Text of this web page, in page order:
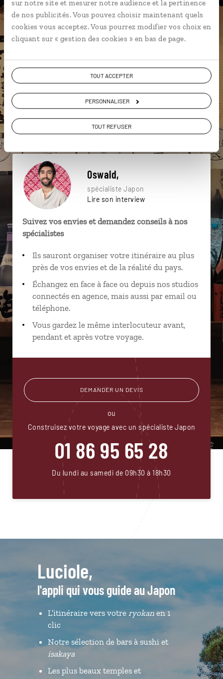
sur notre site et mesurer notre audience et la pertinence
de nos publicités. Vous pouvez choisir maintenant quels
cookies vous acceptez. Vous pourrez modifier vos choix en
cliquant sur « gestion des cookies » en bas de page.
TOUT ACCEPTER
PERSONNALISER
TOUT REFUSER
particulière ?
Dotonbori Matsuyama Osaka Asakusa
Château de Nijo-jo Cosplay Beppu
Cérémonie du thé Chemin de la Philosophie
Kyoto
Oswald,
spécialiste Japon
Lire son interview
Suivez vos envies et demandez conseils à nos
spécialistes
Ils sauront organiser votre itinéraire au plus
près de vos envies et de la réalité du pays.
Échangez en face à face ou depuis nos studios
connectés en agence, mais aussi par email ou
téléphone.
Vous gardez le même interlocuteur avant,
pendant et après votre voyage.
DEMANDER UN DEVIS
ou
Construisez votre voyage avec un spécialiste Japon
01 86 95 65 28
Du lundi au samedi de 09h30 à 18h30
Luciole,
l'appli qui vous guide au Japon
L’itinéraire vers votre ryokanen 1
clic
Notre sélection de bars à sushi et
isakaya
Les plus beaux temples et